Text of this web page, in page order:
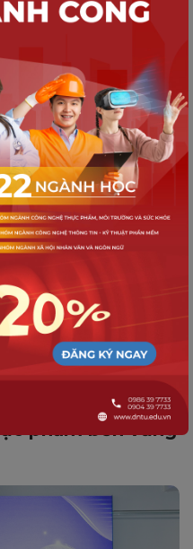
ICETE2 - 2026
ấn học thuật cho
nghiên cứu
uy tín tại
đẩy tri thức liên
phẩm bền vững